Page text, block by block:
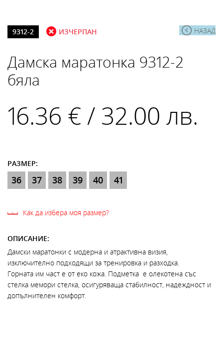
НАЗАД
9312-2 ИЗЧЕРПАН
Дамска маратонка 9312-2
бяла
16.36 € / 32.00 лв.
РАЗМЕР:
36 37 38 39 40 41
Как да избера моя размер?
ОПИСАНИЕ:
Дамски маратонки с модерна и атрактивна визия,
изключително подходящи за тренировка и разходка.
Горната им част е от еко кожа. Подметка е олекотена със
стелка мемори стелка, осигуряваща стабилност, надеждност и
допълнителен комфорт.